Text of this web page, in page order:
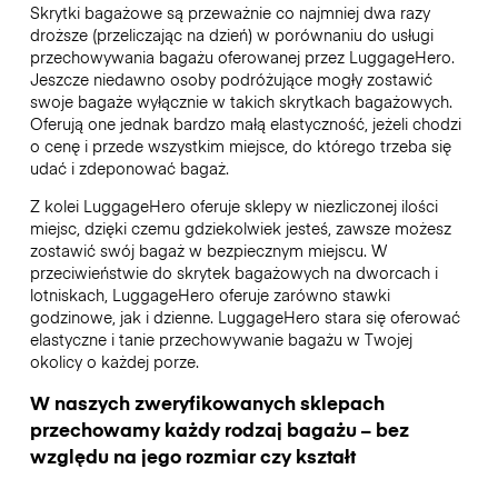
Skrytki bagażowe są przeważnie co najmniej dwa razy
droższe (przeliczając na dzień) w porównaniu do usługi
przechowywania bagażu oferowanej przez LuggageHero.
Jeszcze niedawno osoby podróżujące mogły zostawić
swoje bagaże wyłącznie w takich skrytkach bagażowych.
Oferują one jednak bardzo małą elastyczność, jeżeli chodzi
o cenę i przede wszystkim miejsce, do którego trzeba się
udać i zdeponować bagaż.
Z kolei LuggageHero oferuje sklepy w niezliczonej ilości
miejsc, dzięki czemu gdziekolwiek jesteś, zawsze możesz
zostawić swój bagaż w bezpiecznym miejscu. W
przeciwieństwie do skrytek bagażowych na dworcach i
lotniskach, LuggageHero oferuje zarówno stawki
godzinowe, jak i dzienne. LuggageHero stara się oferować
elastyczne i tanie przechowywanie bagażu w Twojej
okolicy o każdej porze.
W naszych zweryfikowanych sklepach
przechowamy każdy rodzaj bagażu – bez
względu na jego rozmiar czy kształt